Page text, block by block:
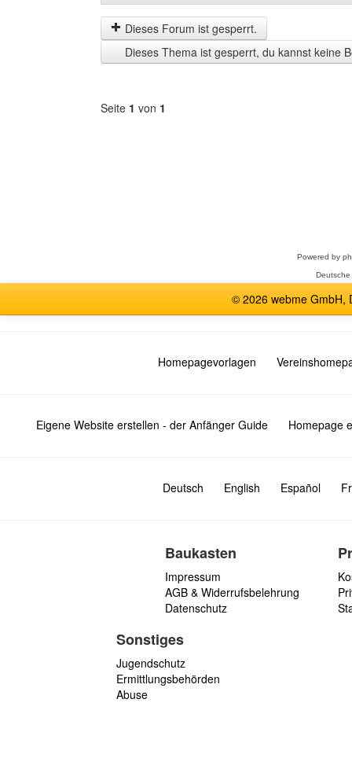
der
letzten
Zeit
anzeigen
by
Dieses Forum ist gesperrt.
Dieses Thema ist gesperrt, du kannst keine
Seite 1 von 1
Powered by
© 2026 webme GmbH,
Homepagevorlagen
Eigene Website erstellen - der Anfänger Guide Homepage
Deutsch English Español
Baukasten
Impressum
AGB & Widerrufsbelehrung
Datenschutz
Sonstiges
Jugendschutz
Ermittlungsbehörden
Abuse